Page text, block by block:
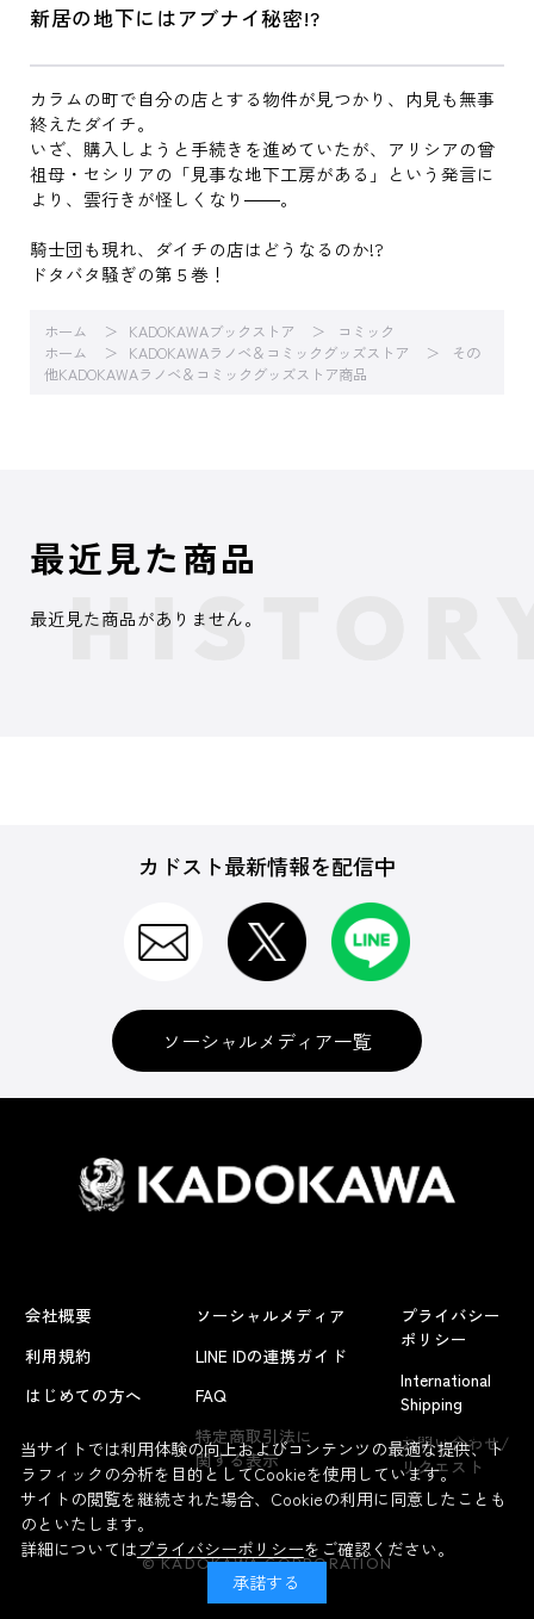
新居の地下にはアブナイ秘密!?
カラムの町で自分の店とする物件が見つかり、内見も無事
終えたダイチ。
いざ、購入しようと手続きを進めていたが、アリシアの曾
祖母・セシリアの「見事な地下工房がある」という発言に
より、雲行きが怪しくなり――。
騎士団も現れ、ダイチの店はどうなるのか!?
ドタバタ騒ぎの第５巻！
ホーム KADOKAWAブックストア
コミック
ホーム
KADOKAWAラノベ＆コミックグッズストア
その
他KADOKAWAラノベ＆コミックグッズストア商品
よくあるお問い合わせ
最近見た商品
最近見た商品がありません。
カドスト最新情報を配信中
ソーシャルメディア一覧
会社概要
利用規約
はじめての方へ
ソーシャルメディア
LINE IDの連携ガイド
FAQ
特定商取引法に
関する表示
プライバシー
ポリシー
International
Shipping
お問い合わせ/
リクエスト
© KADOKAWA CORPORATION
当サイトでは利用体験の向上およびコンテンツの最適な提供、ト
ラフィックの分析を目的としてCookieを使用しています。
サイトの閲覧を継続された場合、Cookieの利用に同意したことも
のといたします。
詳細についてはプライバシーポリシーをご確認ください。
承諾する